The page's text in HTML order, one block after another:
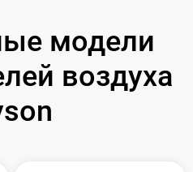
модели
воздуха